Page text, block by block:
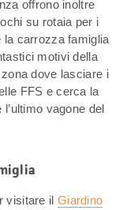
offrono inoltre
su rotaia per i
la carrozza famiglia
motivi della
dove lasciare i
FFS e cerca la
vagone del
visitare il Giardino